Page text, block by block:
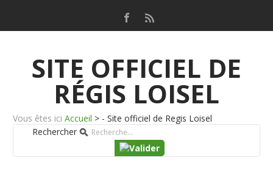
SITE OFFICIEL DE
RÉGIS LOISEL
Vous êtes ici Accueil > - Site officiel de Regis Loisel
Rechercher